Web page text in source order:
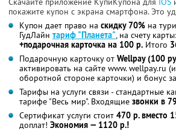
покажите купон с экрана смартфона. Это
Купон дает право на скидку 70% на
ГудЛайн тариф "Планета", на счету карты:
+подарочная карточка на 100 р. Итого
Подарочную карточку от Wellpay (100
активировать на сайте www. wellpay.ru
оборотной стороне карточки) и бонус
Тарифы на услуги связи - стандартные
тарифе "Весь мир". Входящие звонки в
Сертификат услуги стоит 470 р. вместо
доплат! Экономия — 1120 р.!